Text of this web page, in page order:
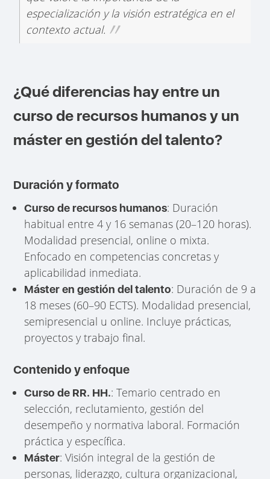
especialización y la visión estratégica en el
contexto actual.
¿Qué diferencias hay entre un
curso de recursos humanos y un
máster en gestión del talento?
Duración y formato
Curso de recursos humanos: Duración
habitual entre 4 y 16 semanas (20–120 horas).
Modalidad presencial, online o mixta.
Enfocado en competencias concretas y
aplicabilidad inmediata.
Máster en gestión del talento: Duración de 9 a
18 meses (60–90 ECTS). Modalidad presencial,
semipresencial u online. Incluye prácticas,
proyectos y trabajo final.
Contenido y enfoque
Curso de RR. HH.: Temario centrado en
selección, reclutamiento, gestión del
desempeño y normativa laboral. Formación
práctica y específica.
Máster: Visión integral de la gestión de
personas, liderazgo, cultura organizacional,